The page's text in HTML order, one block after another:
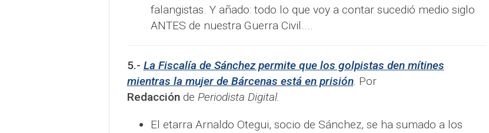
falangistas. Y añado: todo lo que voy a contar sucedió medio siglo
ANTES de nuestra Guerra Civil....
5.- La Fiscalía de Sánchez permite que los golpistas den mítines
mientras la mujer de Bárcenas está en prisión. Por
Redacción de Periodista Digital.
El etarra Arnaldo Otegui, socio de Sánchez, se ha sumado a los